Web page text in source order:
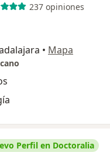
237 opiniones
• Mapa
Perfil en Doctoralia